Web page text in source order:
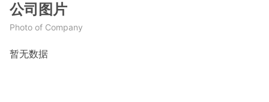
公司图片
Photo of Company
暂无数据